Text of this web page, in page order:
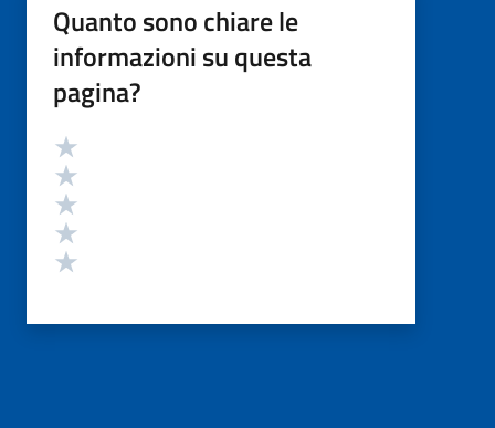
Quanto sono chiare le
informazioni su questa
pagina?
Valutazione